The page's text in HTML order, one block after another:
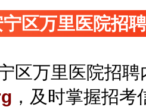
区万里医院招
区万里医院招聘
， 及时掌握招考